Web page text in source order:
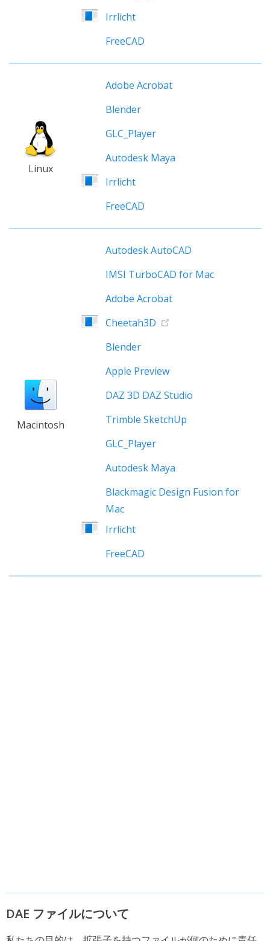
Irrlicht
FreeCAD
Linux
Adobe Acrobat
Blender
GLC_Player
Autodesk Maya
Irrlicht
FreeCAD
Macintosh
Autodesk AutoCAD
IMSI TurboCAD for Mac
Adobe Acrobat
Cheetah3D
Blender
Apple Preview
DAZ 3D DAZ Studio
Trimble SketchUp
GLC_Player
Autodesk Maya
Blackmagic Design Fusion for
Mac
Irrlicht
FreeCAD
DAE ファイルについて